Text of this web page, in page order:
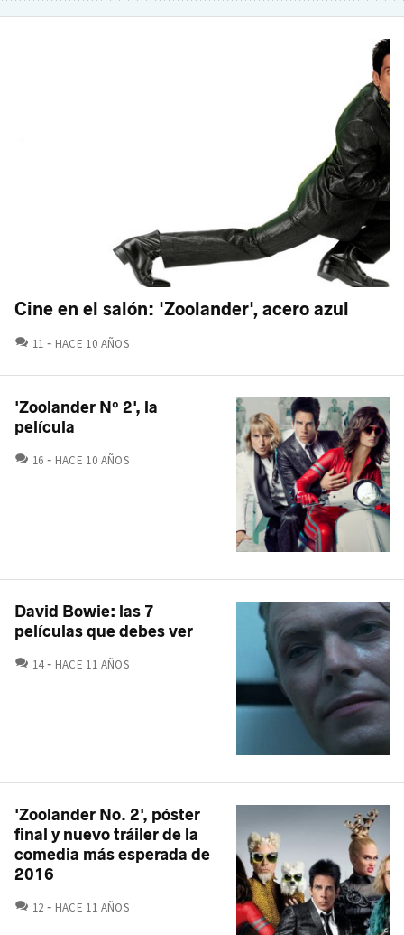
Cine en el salón: 'Zoolander', acero azul
11 COMENTARIOS
HACE 10 AÑOS
'Zoolander Nº 2', la
película
16 COMENTARIOS
HACE 10 AÑOS
David Bowie: las 7
películas que debes ver
14 COMENTARIOS
HACE 11 AÑOS
'Zoolander No. 2', póster
final y nuevo tráiler de la
comedia más esperada de
2016
12 COMENTARIOS
HACE 11 AÑOS